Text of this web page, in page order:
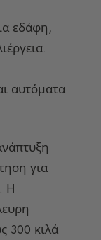
εδάφη,
αυτόματα
για
Η
300 κιλά